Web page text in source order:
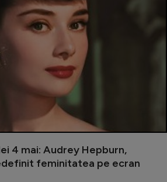
4 mai: Audrey Hepburn,
feminitatea pe ecran